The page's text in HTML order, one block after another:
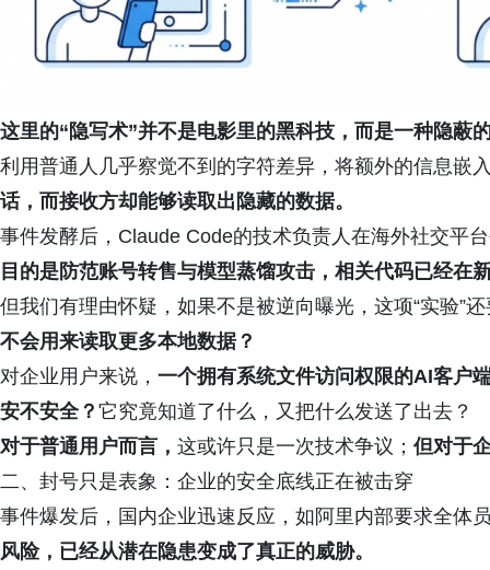
这里的“隐写术”并不是电影里的黑科技，而是一种隐蔽
利用普通人几乎察觉不到的字符差异，将额外的信息嵌
话，而接收方却能够读取出隐藏的数据。
事件发酵后，Claude Code的技术负责人在海外社交平
目的是防范账号转售与模型蒸馏攻击，相关代码已经在
但我们有理由怀疑，如果不是被逆向曝光，这项“实验”
不会用来读取更多本地数据？
对企业用户来说， 一个拥有系统文件访问权限的AI客户
安不安全？ 它究竟知道了什么，又把什么发送了出去？
对于普通用户而言， 这或许只是一次技术争议； 但对于
二、封号只是表象：企业的安全底线正在被击穿
事件爆发后，国内企业迅速反应，如阿里内部要求全体
风险，已经从潜在隐患变成了真正的威胁。